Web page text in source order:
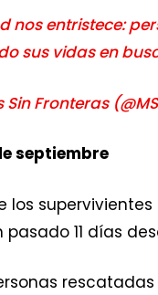
nos entristece:
sus vidas en
Sin Fronteras
septiembre
los
pasado 11 días